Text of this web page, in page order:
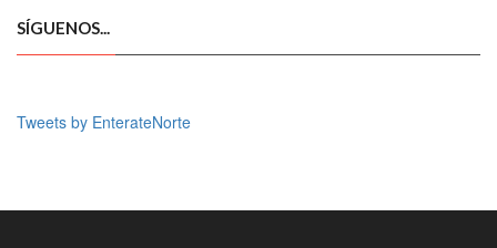
SÍGUENOS...
Tweets by EnterateNorte